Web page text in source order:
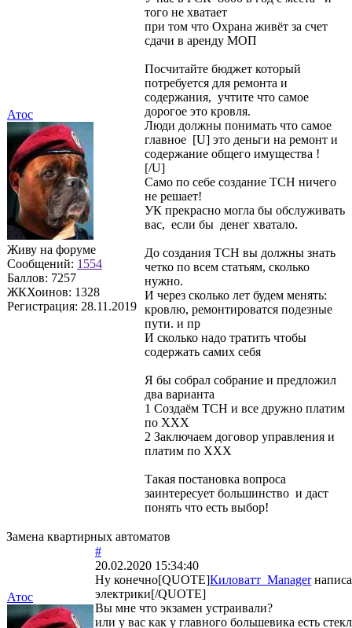
Атос
Живу на форуме
Сообщений: 1554
Баллов: 7257
ЖКХоинов: 1328
Регистрация: 28.11.2019
того не хватает
при том что Охрана живёт за счет
сдачи в аренду МОП
Посчитайте бюджет который
потребуется для ремонта и
содержания, учтите что самое
дорогое это кровля.
Люди должны понимать что самое
главное [U] это деньги на ремонт и
содержание общего имущества !
[/U]
Само по себе создание ТСН ничего
не решает!
УК прекрасно могла бы обслуживать
вас, если бы денег хватало.
До создания ТСН вы должны знать
четко по всем статьям, сколько
нужно.
И через сколько лет будем менять:
кровлю, ремонтироватся подезные
пути. и пр
И сколько надо тратить чтобы
содержать самих себя
Я бы собрал собрание и предложил
два варианта
1 Создаём ТСН и все дружно платим
по ХХХ
2 Заключаем договор управления и
платим по ХХХ
Такая постановка вопроса
заинтересует большинство и даст
понять что есть выбор!
Замена квартирных автоматов
Атос
#
20.02.2020 15:34:40
Ну конечно[QUOTE]Киловатт_Manager
электрики[/QUOTE]
Вы мне что экзамен устраивали?
или у вас как у главного большевика есть